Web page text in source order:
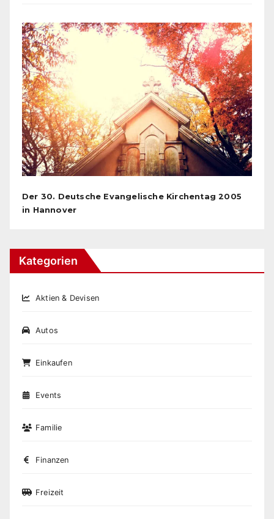
Der 30. Deutsche Evangelische Kirchentag 2005
in Hannover
Kategorien
Aktien & Devisen
Autos
Einkaufen
Events
Familie
Finanzen
Freizeit